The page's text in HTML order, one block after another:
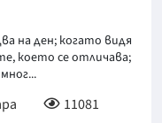
на ден; когато видя
което се отличава;
11081